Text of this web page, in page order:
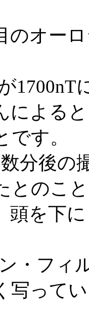
のオー
1700nT
による
です。
分後の
とのこ
頭を下
・フィ
写って